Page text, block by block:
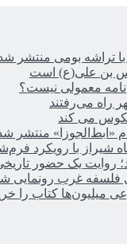
تراشه بومی منتشر
بن علی(ع) است
معمولی نیست؟
راه می‌رفتند
می کند
«ابط‌الجوزا» منتشر
شیراز با رویکرد
روایت یک حضور
کتاب را